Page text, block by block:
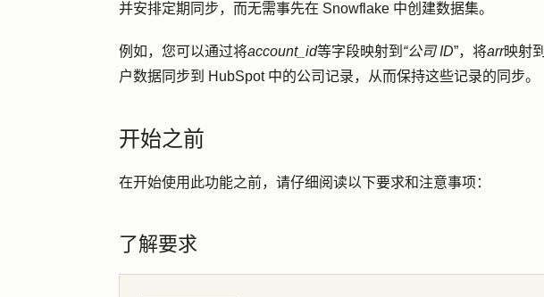
并安排定期同步，而无需事先在 Snowflake 中创建数据集。
例如，您可以通过将account_id等字段映射到 “公司 ID”，将arr映射到
户数据同步到 HubSpot 中的公司记录，从而保持这些记录的同步。
开始之前
在开始使用此功能之前，请仔细阅读以下要求和注意事项：
了解要求